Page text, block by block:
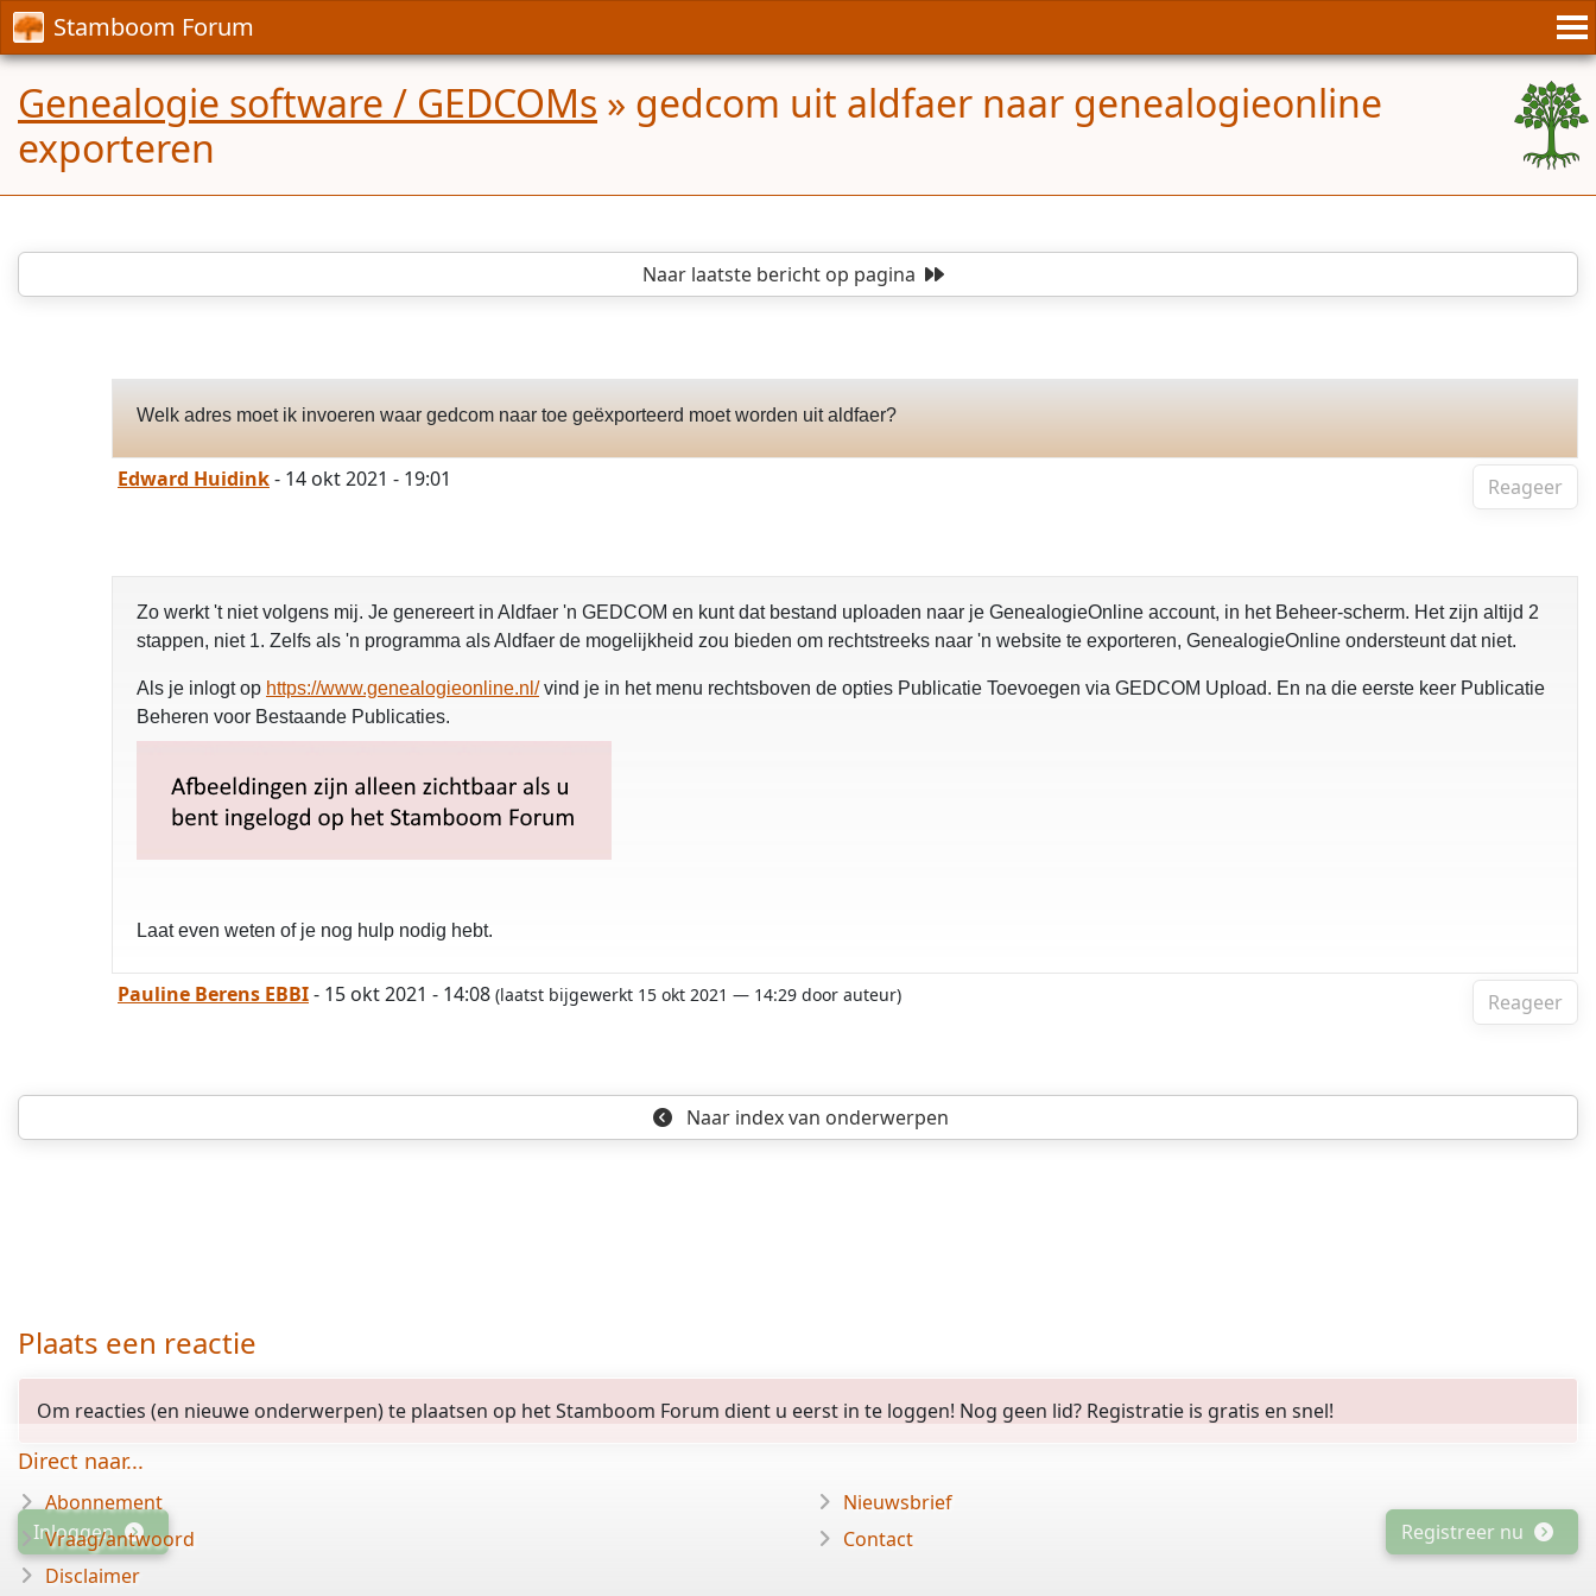
Stamboom Forum
Genealogie software / GEDCOMs » gedcom uit aldfaer naar genealogieonline
exporteren
Naar laatste berichtop pagina
Welk adres moet ik invoeren waar gedcom naar toe geëxporteerd moet worden uit aldfaer?
Reageer
Edward Huidink- 14 okt 2021 - 19:01
Zo werkt 't niet volgens mij. Je genereert in Aldfaer 'n GEDCOM en kunt dat bestand uploaden naar je GenealogieOnline account, in het Beheer-scherm. Het zijn altijd 2
stappen, niet 1. Zelfs als 'n programma als Aldfaer de mogelijkheid zou bieden om rechtstreeks naar 'n website te exporteren, GenealogieOnline ondersteunt dat niet.
Als je inlogt op https://www.genealogieonline.nl/vind je in het menu rechtsboven de opties Publicatie Toevoegen via GEDCOM Upload. En na die eerste keer Publicatie
Beheren voor Bestaande Publicaties.
Laat even weten of je nog hulp nodig hebt.
Reageer
Pauline Berens EBBI- 15 okt 2021 - 14:08 (laatst bijgewerkt 15 okt 2021 — 14:29 door auteur)
Naar indexvan onderwerpen
Plaats een reactie
Om reacties (en nieuwe onderwerpen) te plaatsen op het Stamboom Forum dient u eerst in te loggen! Nog geen lid? Registratie is gratis en snel!
Inloggen Registreer nu
Direct naar...
Abonnement
Vraag/antwoord
Disclaimer
Nieuwsbrief
Contact